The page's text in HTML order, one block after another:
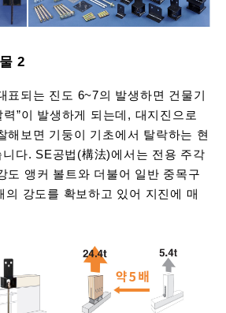
2
표되는 진도 6~7의 발생하면 건물기
”이 발생하게 되는데, 대지진으로
해보면 기둥이 기초에서 탈락하는 현
다. SE공법(構法)에서는 전용 주각
도 앵커 볼트와 더불어 일반 중목구
의 강도를 확보하고 있어 지진에 매